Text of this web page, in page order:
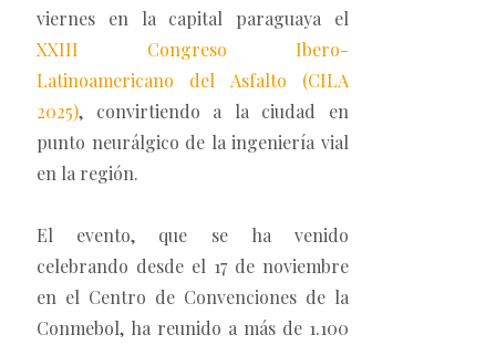
viernes en la capital paraguaya el
XXIII Congreso Ibero-
Latinoamericano del Asfalto (CILA
2025), convirtiendo a la ciudad en
punto neurálgico de la ingeniería vial
en la región.
El evento, que se ha venido
celebrando desde el 17 de noviembre
en el Centro de Convenciones de la
Conmebol, ha reunido a más de 1.100